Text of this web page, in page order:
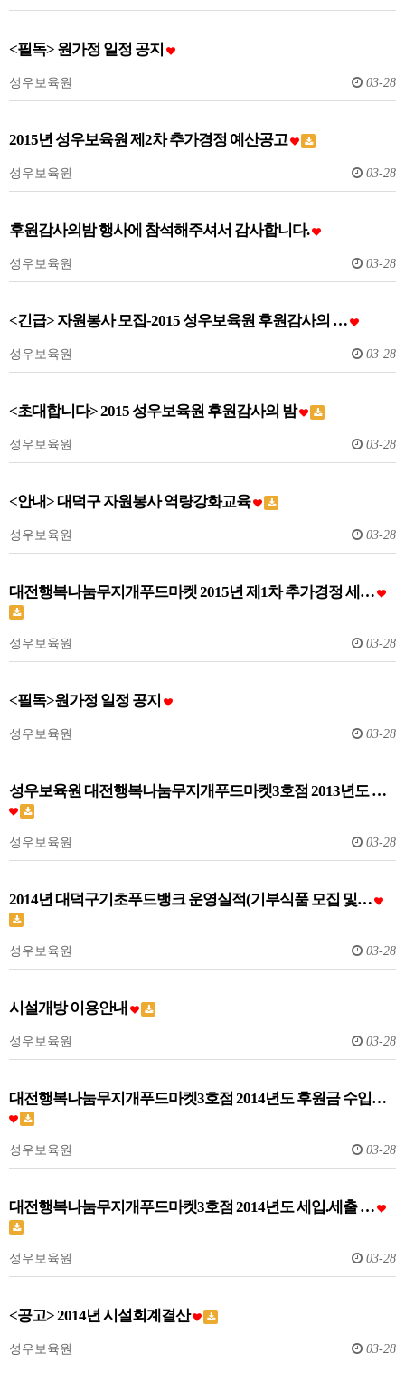
<필독> 원가정 일정 공지
성우보육원 03-28
2015년 성우보육원 제2차 추가경정 예산공고
성우보육원 03-28
후원감사의밤 행사에 참석해주셔서 감사합니다.
성우보육원 03-28
<긴급> 자원봉사 모집-2015 성우보육원 후원감사의 …
성우보육원 03-28
<초대합니다> 2015 성우보육원 후원감사의 밤
성우보육원 03-28
<안내> 대덕구 자원봉사 역량강화교육
성우보육원 03-28
대전행복나눔무지개푸드마켓 2015년 제1차 추가경정 세…
성우보육원 03-28
<필독>원가정 일정 공지
성우보육원 03-28
성우보육원 대전행복나눔무지개푸드마켓3호점 2013년도 …
성우보육원 03-28
2014년 대덕구기초푸드뱅크 운영실적(기부식품 모집 및…
성우보육원 03-28
시설개방 이용안내
성우보육원 03-28
대전행복나눔무지개푸드마켓3호점 2014년도 후원금 수입…
성우보육원 03-28
대전행복나눔무지개푸드마켓3호점 2014년도 세입.세출 …
성우보육원 03-28
<공고> 2014년 시설회계결산
성우보육원 03-28